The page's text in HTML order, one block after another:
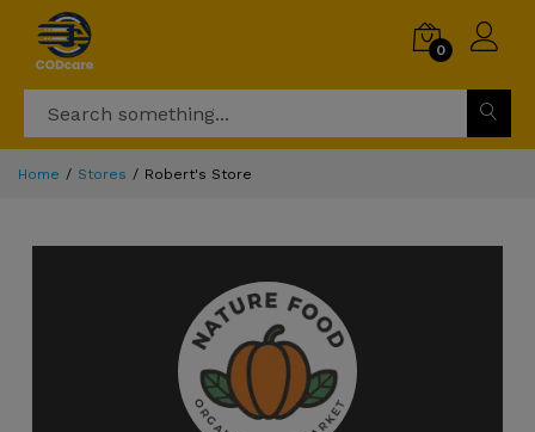
0
Home Stores Robert's Store